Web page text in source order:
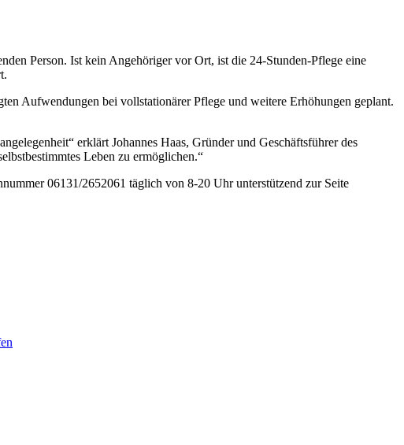
Person. Ist kein Angehöriger vor Ort, ist die 24-Stunden-Pflege eine
Aufwendungen bei vollstationärer Pflege und weitere Erhöhungen geplant.
erklärt Johannes Haas, Gründer und Geschäftsführer des
Leben zu ermöglichen.“
06131/2652061 täglich von 8-20 Uhr unterstützend zur Seite